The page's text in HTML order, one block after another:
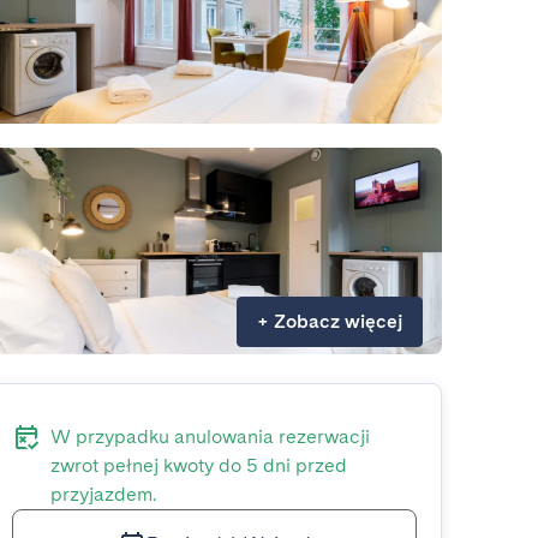
+ Zobacz więcej
W przypadku anulowania rezerwacji
zwrot pełnej kwoty do 5 dni przed
przyjazdem.